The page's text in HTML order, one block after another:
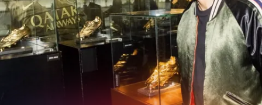
バルサアカデミー
plusicon
label.aria.plus
10年毎
label.aria.plus
plusicon
label.aria.plus
スケジュール
チケット
バルサAtlètic
plusicon
label.aria.plus
スケジュール
チケット
LABEL.ARIA.PLUS
トップチーム
label.aria.plus